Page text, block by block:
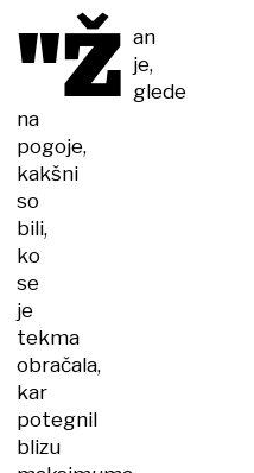
"Ž an
je,
glede
na
pogoje,
kakšni
so
bili,
ko
se
je
tekma
obračala,
kar
potegnil
blizu